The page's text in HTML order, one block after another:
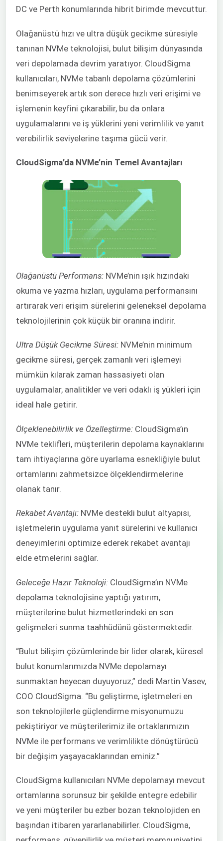
DC ve Perth konumlarında hibrit birimde mevcuttur.
Olağanüstü hızı ve ultra düşük gecikme süresiyle
tanınan NVMe teknolojisi, bulut bilişim dünyasında
veri depolamada devrim yaratıyor. CloudSigma
kullanıcıları, NVMe tabanlı depolama çözümlerini
benimseyerek artık son derece hızlı veri erişimi ve
işlemenin keyfini çıkarabilir, bu da onlara
uygulamalarını ve iş yüklerini yeni verimlilik ve yanıt
verebilirlik seviyelerine taşıma gücü verir.
CloudSigma’da NVMe’nin Temel Avantajları
Olağanüstü Performans: NVMe’nin ışık hızındaki
okuma ve yazma hızları, uygulama performansını
artırarak veri erişim sürelerini geleneksel depolama
teknolojilerinin çok küçük bir oranına indirir.
Ultra Düşük Gecikme Süresi: NVMe’nin minimum
gecikme süresi, gerçek zamanlı veri işlemeyi
mümkün kılarak zaman hassasiyeti olan
uygulamalar, analitikler ve veri odaklı iş yükleri için
ideal hale getirir.
Ölçeklenebilirlik ve Özelleştirme: CloudSigma’ın
NVMe teklifleri, müşterilerin depolama kaynaklarını
tam ihtiyaçlarına göre uyarlama esnekliğiyle bulut
ortamlarını zahmetsizce ölçeklendirmelerine
olanak tanır.
Rekabet Avantajı: NVMe destekli bulut altyapısı,
işletmelerin uygulama yanıt sürelerini ve kullanıcı
deneyimlerini optimize ederek rekabet avantajı
elde etmelerini sağlar.
Geleceğe Hazır Teknoloji: CloudSigma’ın NVMe
depolama teknolojisine yaptığı yatırım,
müşterilerine bulut hizmetlerindeki en son
gelişmeleri sunma taahhüdünü göstermektedir.
“Bulut bilişim çözümlerinde bir lider olarak, küresel
bulut konumlarımızda NVMe depolamayı
sunmaktan heyecan duyuyoruz,” dedi Martin Vasev,
COO CloudSigma. “Bu geliştirme, işletmeleri en
son teknolojilerle güçlendirme misyonumuzu
pekiştiriyor ve müşterilerimiz ile ortaklarımızın
NVMe ile performans ve verimlilikte dönüştürücü
bir değişim yaşayacaklarından eminiz.”
CloudSigma kullanıcıları NVMe depolamayı mevcut
ortamlarına sorunsuz bir şekilde entegre edebilir
ve yeni müşteriler bu ezber bozan teknolojiden en
başından itibaren yararlanabilirler. CloudSigma,